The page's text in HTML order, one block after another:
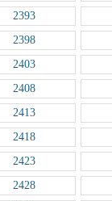
2393
2398
2403
2408
2413
2418
2423
2428